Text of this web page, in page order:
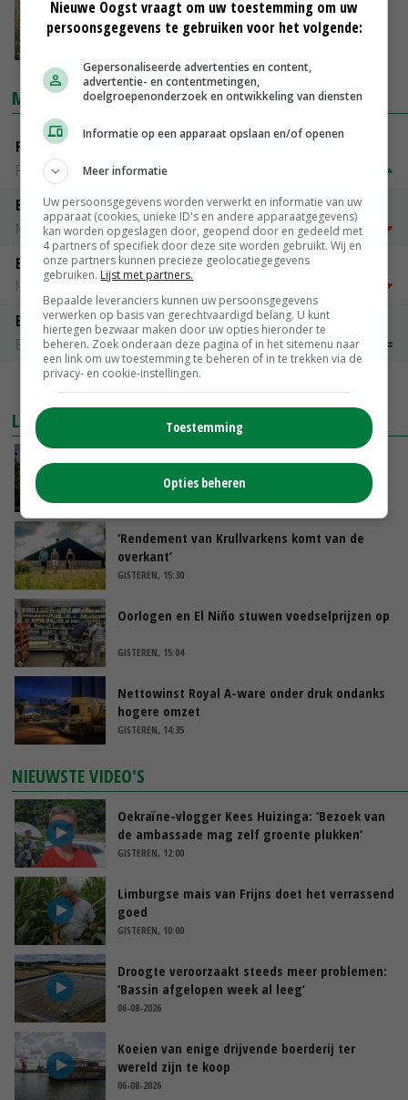
'Het gas wordt duur betaald'
MARKTPRIJZEN
Fritesgeschikt NL Du Be
PotatoNL
Emmeloord Tarwe
Noteringen
€ 205,00~ € 208,00
Emmeloord Schaaltjespeen
Noteringen
Bintje A 28/35
Bintje Info
€ 48,00~ € 52,00
LAATSTE NIEUWS
Kamervragen over onttrekkingsverbod,
minister spreekt van ‘ondernemersrisico’
‘Rendement van Krullvarkens komt van de
overkant’
GISTEREN, 15:30
Oorlogen en El Niño stuwen voedselprijzen op
GISTEREN, 15:04
Nettowinst Royal A-ware onder druk ondanks
hogere omzet
GISTEREN, 14:35
NIEUWSTE VIDEO'S
Oekraïne-vlogger Kees Huizinga: ‘Bezoek van
de ambassade mag zelf groente plukken’
GISTEREN, 12:00
Limburgse mais van Frijns doet het verrassend
goed
GISTEREN, 10:00
Droogte veroorzaakt steeds meer problemen:
‘Bassin afgelopen week al leeg’
06-08-2026
Koeien van enige drijvende boerderij ter
wereld zijn te koop
06-08-2026
Nieuwe Oogst vraagt om uw toestemming om uw
persoonsgegevens te gebruiken voor het volgende:
Gepersonaliseerde advertenties en content,
advertentie- en contentmetingen,
doelgroepenonderzoek en ontwikkeling van diensten
Informatie op een apparaat opslaan en/of openen
Meer informatie
Uw persoonsgegevens worden verwerkt en informatie van uw
apparaat (cookies, unieke ID's en andere apparaatgegevens)
kan worden opgeslagen door, geopend door en gedeeld met
4 partners of specifiek door deze site worden gebruikt. Wij en
onze partners kunnen precieze geolocatiegegevens
gebruiken. Lijst met partners.
Bepaalde leveranciers kunnen uw persoonsgegevens
verwerken op basis van gerechtvaardigd belang. U kunt
hiertegen bezwaar maken door uw opties hieronder te
beheren. Zoek onderaan deze pagina of in het sitemenu naar
een link om uw toestemming te beheren of in te trekken via de
privacy- en cookie-instellingen.
Toestemming
Opties beheren